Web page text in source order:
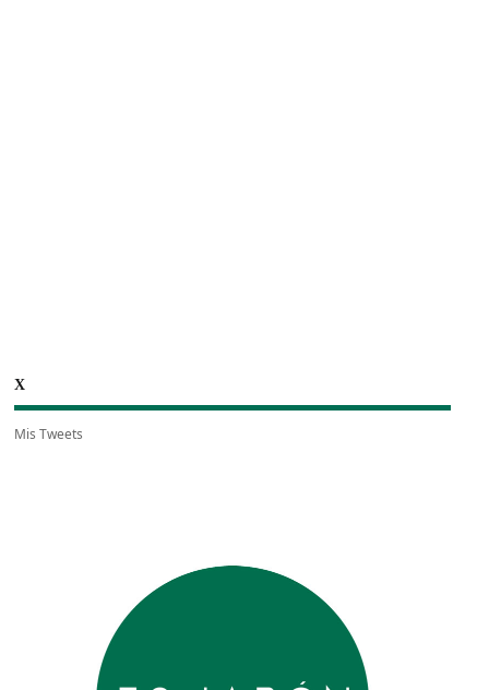
X
Mis Tweets